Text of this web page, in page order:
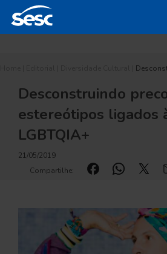
Desconstruindo
estereótipos ligados
LGBTQIA+
21/05/2019
Compartilhe: